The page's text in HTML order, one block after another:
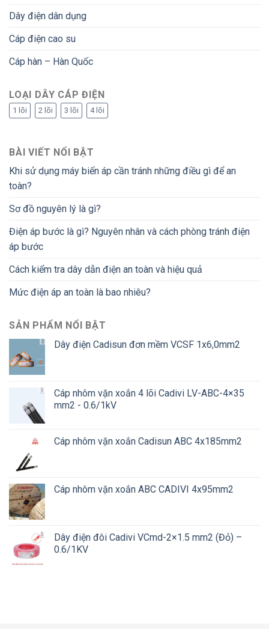
Dây điện dân dụng
Cáp điện cao su
Cáp hàn – Hàn Quốc
LOẠI DÂY CÁP ĐIỆN
1 lõi 2 lõi 3 lõi 4 lõi
BÀI VIẾT NỔI BẬT
Khi sử dụng máy biến áp cần tránh những điều gì để an
toàn?
Sơ đồ nguyên lý là gì?
Điện áp bước là gì? Nguyên nhân và cách phòng tránh điện
áp bước
Cách kiểm tra dây dẫn điện an toàn và hiệu quả
Mức điện áp an toàn là bao nhiêu?
SẢN PHẨM NỔI BẬT
Dây điện Cadisun đơn mềm VCSF 1x6,0mm2
Cáp nhôm vặn xoắn 4 lõi Cadivi LV-ABC-4×35
mm2 - 0.6/1kV
Cáp nhôm vặn xoắn Cadisun ABC 4x185mm2
Cáp nhôm vặn xoắn ABC CADIVI 4x95mm2
Dây điện đôi Cadivi VCmd-2×1.5 mm2 (Đỏ) –
0.6/1KV